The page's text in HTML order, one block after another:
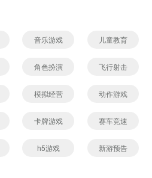
音乐游戏 儿童教育
角色扮演 飞行射击
模拟经营 动作游戏
卡牌游戏 赛车竞速
h5游戏 新游预告